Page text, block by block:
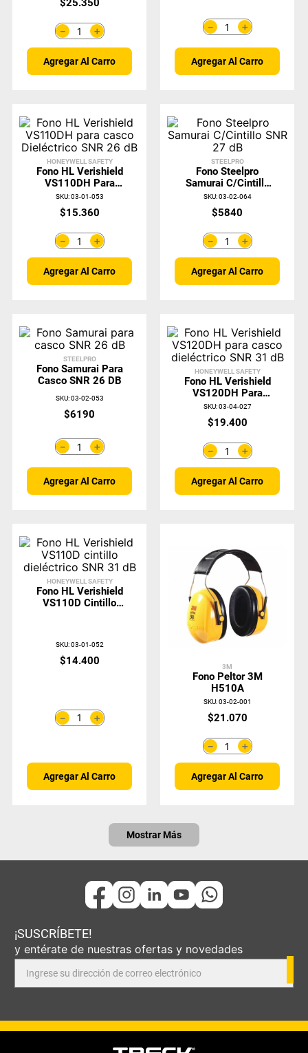
$25.350
＋
－
Agregar Al Carro
＋
－
Agregar Al Carro
HONEYWELL SAFETY
Fono HL Verishield
VS110DH Para
Casco Dieléctrico
SNR 26 DB
SKU:03-01-053
$15.360
＋
－
Agregar Al Carro
STEELPRO
Fono Steelpro
Samurai C/Cintillo
SNR 27 DB
SKU:03-02-064
$5840
＋
－
Agregar Al Carro
STEELPRO
Fono Samurai Para
Casco SNR 26 DB
SKU:03-02-053
$6190
＋
－
Agregar Al Carro
HONEYWELL SAFETY
Fono HL Verishield
VS120DH Para
Casco Dieléctrico
SNR 31 DB
SKU:03-04-027
$19.400
＋
－
Agregar Al Carro
HONEYWELL SAFETY
Fono HL Verishield
VS110D Cintillo
SKU:03-01-052
$14.400
＋
－
Agregar Al Carro
3M
Fono Peltor 3M
H510A
SKU:03-02-001
$21 .070
＋
－
Agregar Al Carro
Mostrar Más
¡SUSCRÍBETE!
y entérate de nuestras ofertas y novedades